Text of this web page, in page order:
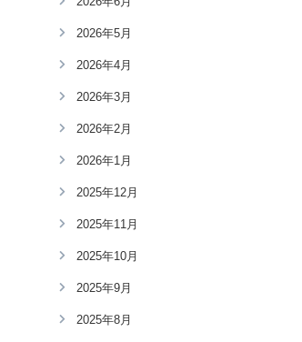
2026年5月
2026年4月
2026年3月
2026年2月
2026年1月
2025年12月
2025年11月
2025年10月
2025年9月
2025年8月